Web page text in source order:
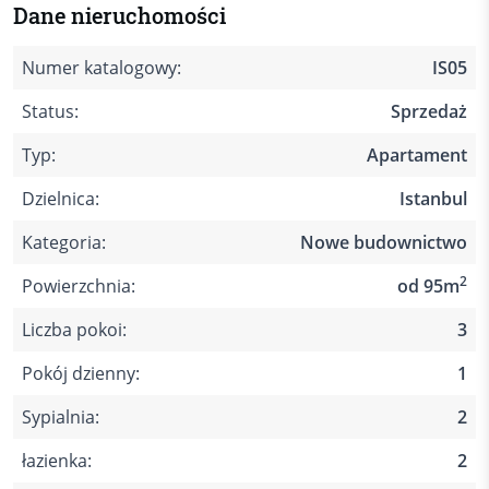
Dane nieruchomości
Numer katalogowy:
IS05
Status:
Sprzedaż
Typ:
Apartament
Dzielnica:
Istanbul
Kategoria:
Nowe budownictwo
Powierzchnia:
od 95m2
Liczba pokoi:
3
Pokój dzienny:
1
Sypialnia:
2
łazienka:
2